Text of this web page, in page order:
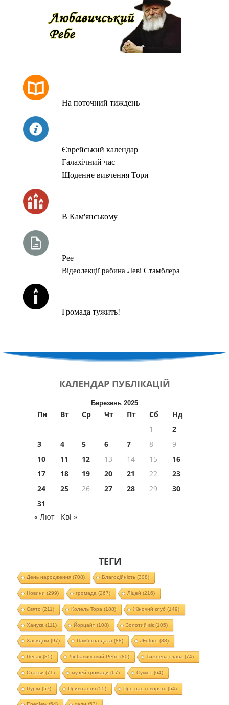
На поточний тиждень
Єврейський календар
Галахічний час
Щоденне вивчення Тори
В Кам'янському
Рее
Відеолекції рабина Леві Стамблера
Громада тужить!
КАЛЕНДАР ПУБЛІКАЦІЙ
Березень 2025
Пн Вт Ср Чт Пт Сб
Нд
1
2
3
4 5 6 7 8
9
10
11 12 13 14 15
16
17
18 19 20 21 22
23
24
25 26 27 28 29
30
31
« Лют
Кві »
ТЕГИ
День народження(708) Благодійність (308)
Новини (299) громада (267) Ліцей (216)
Свято (211) Колель Тора (188) Жіночий клуб (149)
Ханука (111) Йорцайт (108) Золотий вік(105)
Хасидізм (97) Пам'ятна дата (88) JFuture (88)
Песах(85) Любавичський Ребе (80) Тижнева глава (74)
Статьи (71) музей громади (67) Суккот (64)
Пурім (57) Привітання(55) Про нас говорять (54)